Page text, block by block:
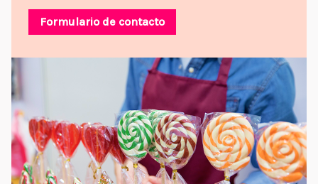
Formulario de contacto